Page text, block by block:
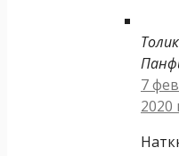
Толик
7
2020